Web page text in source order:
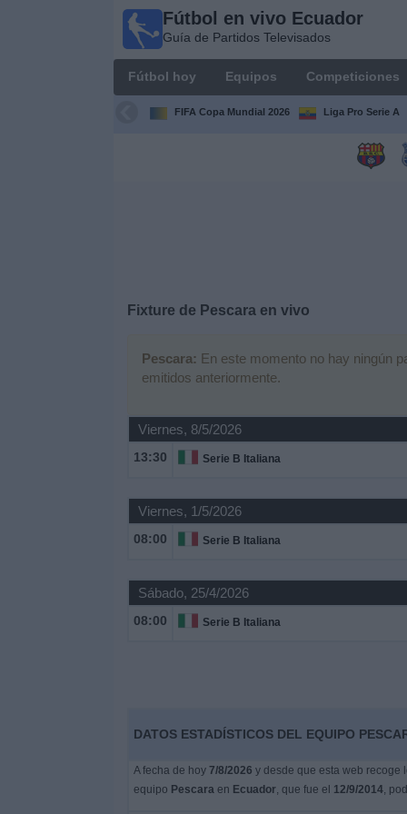
Fútbol en vivo Ecuador
Guía de Partidos Televisados
Fútbol hoy Equipos Competiciones
FIFA Copa Mundial 2026 Liga Pro Serie A
Fixture de Pescaraen vivo
Pescara: En este momento no hay ningún
emitidos anteriormente.
Viernes, 8/5/2026
13:30 Serie B Italiana
Viernes, 1/5/2026
08:00 Serie B Italiana
Sábado, 25/4/2026
08:00 Serie B Italiana
DATOS ESTADÍSTICOS DEL EQUIPO
A fecha de hoy 7/8/2026 y desde que esta web recoge
equipo Pescaraen Ecuador, que fue el 12/9/2014,
Ecuador